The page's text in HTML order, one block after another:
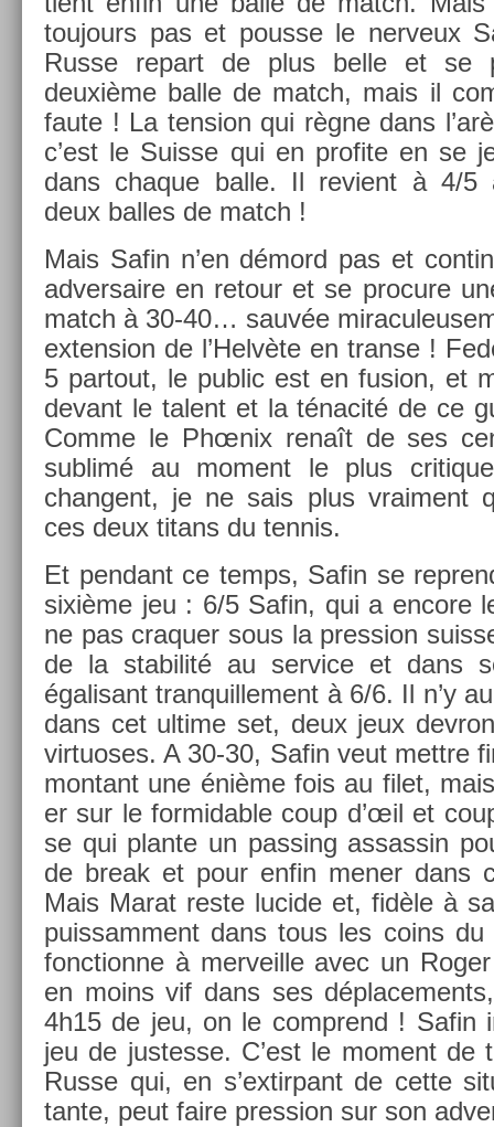
toujours pas et pous­se le ner­veux
Russe re­part de plus belle et se
deuxième balle de match, mais il
faute ! La tens­ion qui règne dans
c’est le Suis­se qui en pro­fite en se
dans chaque balle. Il re­vient à 4/5
deux bal­les de match !
Mais Safin n’en démord pas et
ad­versaire en re­tour et se pro­cure
match à 30-40… sauvée
ex­tens­ion de l’Helvète en trans­e !
5 par­tout, le pub­lic est en fus­ion, et
de­vant le talent et la ténacité de ce
Comme le Phœnix renaît de ses
sub­limé au mo­ment le plus
chan­gent, je ne sais plus vrai­ment
ces deux titans du ten­nis.
Et pen­dant ce temps, Safin se
sixième jeu : 6/5 Safin, qui a en­core
ne pas craqu­er sous la pre­ss­ion
de la stabilité au ser­vice et dans
égalisant tran­quil­le­ment à 6/6. Il n’y
dans cet ul­time set, deux jeux
vir­tuoses. A 30-30, Safin veut mettre
mon­tant une énième fois au filet,
er sur le for­mid­able coup d’œil et
se qui plan­te un pass­ing as­sas­sin
de break et pour enfin mener dans
Mais Marat reste lucide et, fidèle à
puis­sam­ment dans tous les coins
fonction­ne à mer­veil­le avec un
en moins vif dans ses
4h15 de jeu, on le com­prend ! Safin
jeu de just­es­se. C’est le mo­ment de
Russe qui, en s’ex­tirpant de cette
tante, peut faire pre­ss­ion sur son